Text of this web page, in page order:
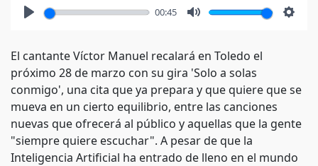
00:45
El cantante Víctor Manuel recalará en Toledo el
próximo 28 de marzo con su gira 'Solo a solas
conmigo', una cita que ya prepara y que quiere que se
mueva en un cierto equilibrio, entre las canciones
nuevas que ofrecerá al público y aquellas que la gente
"siempre quiere escuchar". A pesar de que la
Inteligencia Artificial ha entrado de lleno en el mundo